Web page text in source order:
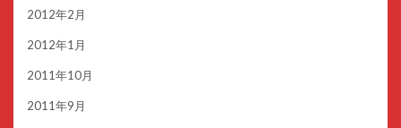
2012年2月
2012年1月
2011年10月
2011年9月